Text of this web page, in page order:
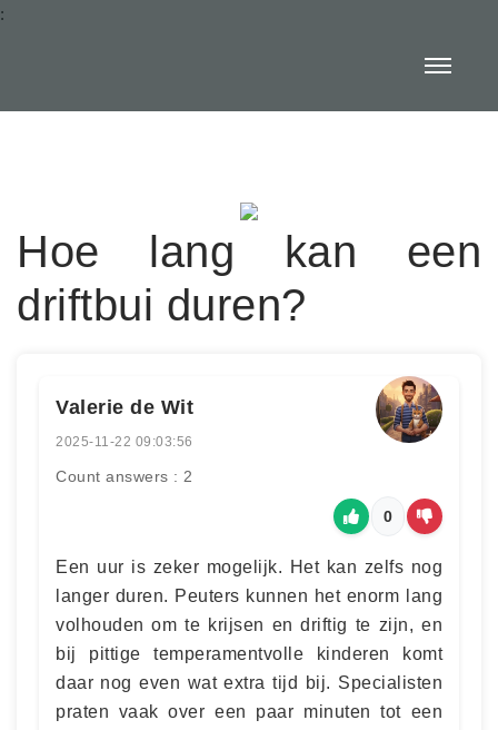
:
Hoe lang kan een
driftbui duren?
Valerie de Wit
2025-11-22 09:03:56
Count answers : 2
0
Een uur is zeker mogelijk. Het kan zelfs nog
langer duren. Peuters kunnen het enorm lang
volhouden om te krijsen en driftig te zijn, en
bij pittige temperamentvolle kinderen komt
daar nog even wat extra tijd bij. Specialisten
praten vaak over een paar minuten tot een